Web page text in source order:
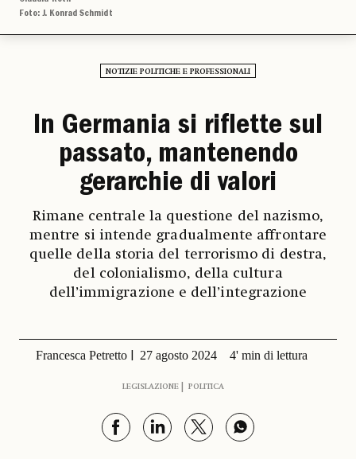
Foto: J. Konrad Schmidt
NOTIZIE POLITICHE E PROFESSIONALI
In Germania si riflette sul
passato, mantenendo
gerarchie di valori
Rimane centrale la questione del nazismo,
mentre si intende gradualmente affrontare
quelle della storia del terrorismo di destra,
del colonialismo, della cultura
dell’immigrazione e dell’integrazione
Francesca Petretto 27 agosto 2024 4' min di lettura
LEGISLAZIONE POLITICA